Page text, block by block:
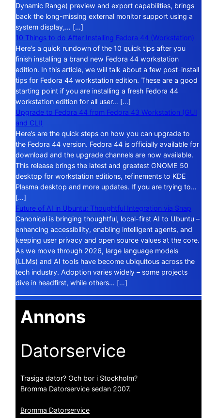
Dynamic Range) preview and export capabilities, brings
back the long-missing external monitor support using a
system display,… […]
10 Things to do After Installing Fedora 44 (Workstation)
Here’s a quick rundown of the 10 quick tips after you
finish installing a brand new Fedora 44 workstation
edition. In this article, we will talk about a few post-install
tips for Fedora 44 workstation edition. These are a good
starting point if you are installing a fresh Fedora 44
workstation edition for all user… […]
Upgrade to Fedora 44 from Fedora 43 Workstation (GUI
and CLI)
Here’s are the quick steps on how you can upgrade to
the Fedora 44 version. Fedora 44 is officially available for
download and the upgrade channels are now available.
This release brings the latest and greatest GNOME 50
desktop for workstation editions, refinements to KDE
Plasma desktop and more updates. If you are trying to…
[…]
Future of AI in Ubuntu: Thoughtful Integration via Snap
Canonical is bringing thoughtful, local-first AI to Ubuntu –
enhancing accessibility, enabling intelligent agents, and
keeping user privacy and open source values at the core.
As we move through 2026, large language models
(LLMs) and AI tools have become ubiquitous across the
tech industry. Adoption varies widely – some projects
dive in headfirst, while others… […]
Annons
Datorservice
Trasiga dator? Och bor i Stockholm?
Bromma Datorservice sedan 2007.
Bromma Datorservice